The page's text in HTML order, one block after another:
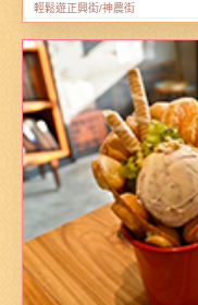
輕鬆遊正興街/神農街